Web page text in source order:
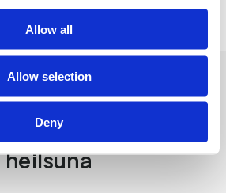
Allow all
Allow selection
Deny
tilviljun ráða för
að því að bæta
heilsuna